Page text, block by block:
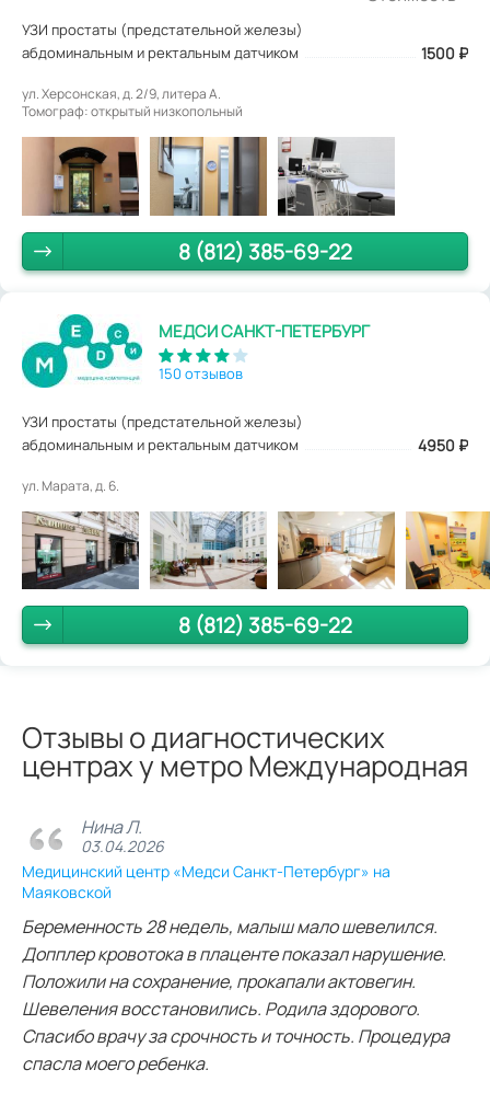
УЗИ простаты (предстательной железы)
абдоминальным и ректальным датчиком
1500 ₽
ул. Херсонская, д. 2/9, литера А.
Томограф: открытый низкопольный
8 (812) 385-69-22
МЕДСИ САНКТ-ПЕТЕРБУРГ
150 отзывов
УЗИ простаты (предстательной железы)
абдоминальным и ректальным датчиком
4950 ₽
ул. Марата, д. 6.
8 (812) 385-69-22
Отзывы о диагностических
центрах у метро Международная
Нина Л.
03.04.2026
Медицинский центр «Медси Санкт-Петербург» на
Маяковской
Беременность 28 недель, малыш мало шевелился.
Допплер кровотока в плаценте показал нарушение.
Положили на сохранение, прокапали актовегин.
Шевеления восстановились. Родила здорового.
Спасибо врачу за срочность и точность. Процедура
спасла моего ребенка.